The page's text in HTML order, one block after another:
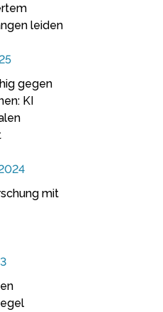
leiden
gegen
KI
mit